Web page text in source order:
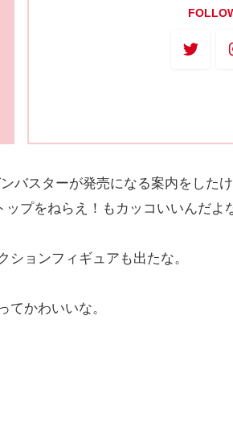
バスターが発売になる案内をした
プをねらえ！もカッコいいんだよ
ションフィギュアも出たな。
てかわいいな。